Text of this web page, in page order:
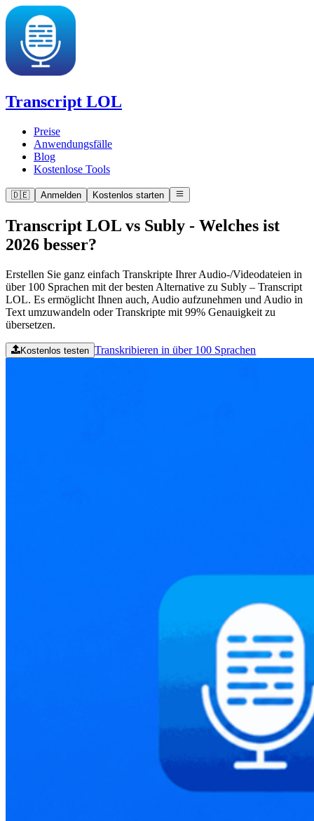
Transcript LOL
Preise
Anwendungsfälle
Blog
Kostenlose Tools
🇩🇪 Anmelden Kostenlos starten
Transcript LOL vs Subly - Welches ist
2026 besser?
Erstellen Sie ganz einfach Transkripte Ihrer Audio-/Videodateien in
über 100 Sprachen mit der besten Alternative zu Subly – Transcript
LOL. Es ermöglicht Ihnen auch, Audio aufzunehmen und Audio in
Text umzuwandeln oder Transkripte mit 99% Genauigkeit zu
übersetzen.
Kostenlos testen Transkribieren in über 100 Sprachen